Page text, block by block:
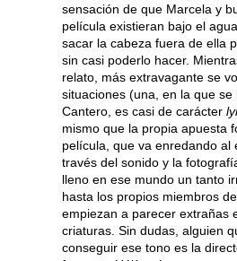
sensación de que Marcela y
película existieran bajo el
sacar la cabeza fuera de ella
sin casi poderlo hacer.
relato, más extravagante se
situaciones (una, en la que se
Cantero, es casi de carácter
mismo que la propia apuesta
película, que va enredando al
través del sonido y la
lleno en ese mundo un tanto
hasta los propios miembros
empiezan a parecer extrañas
criaturas. Sin dudas, alguien
conseguir ese tono es la